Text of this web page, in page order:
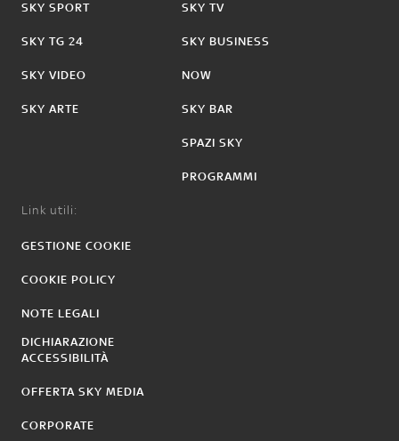
SKY SPORT
SKY TG 24
SKY VIDEO
SKY ARTE
SKY TV
SKY BUSINESS
NOW
SKY BAR
SPAZI SKY
PROGRAMMI
Link utili:
GESTIONE COOKIE
COOKIE POLICY
NOTE LEGALI
DICHIARAZIONE
ACCESSIBILITÀ
OFFERTA SKY MEDIA
CORPORATE